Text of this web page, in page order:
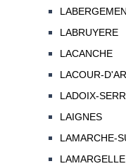
LABRUYERE
LACANCHE
LACOUR-
LADOIX-
LAIGNES
LAMARCHE-
LAMARGELLE